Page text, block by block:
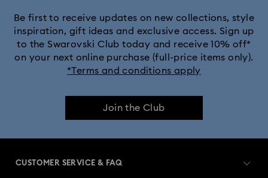
Be first to receive updates on new collections, style
inspiration, gift ideas and exclusive access. Sign up
to the Swarovski Club today and receive 10% off*
on your next online purchase (full-price items only).
*Terms and conditions apply
Join the Club
CUSTOMER SERVICE & FAQ